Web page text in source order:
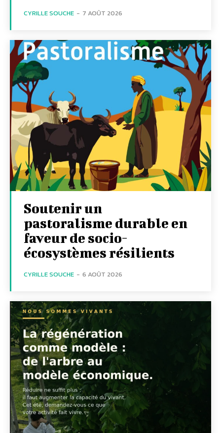
CYRILLE SOUCHE - 7 AOÛT 2026
Soutenir un
pastoralisme durable en
faveur de socio-
écosystèmes résilients
CYRILLE SOUCHE - 6 AOÛT 2026